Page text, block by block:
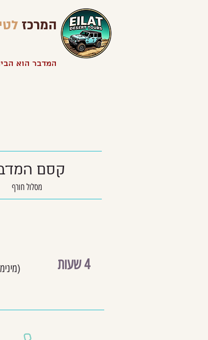
המרכז
המדבר הוא
(מינימום 4 4 שעות
קסם
מסלול חורף